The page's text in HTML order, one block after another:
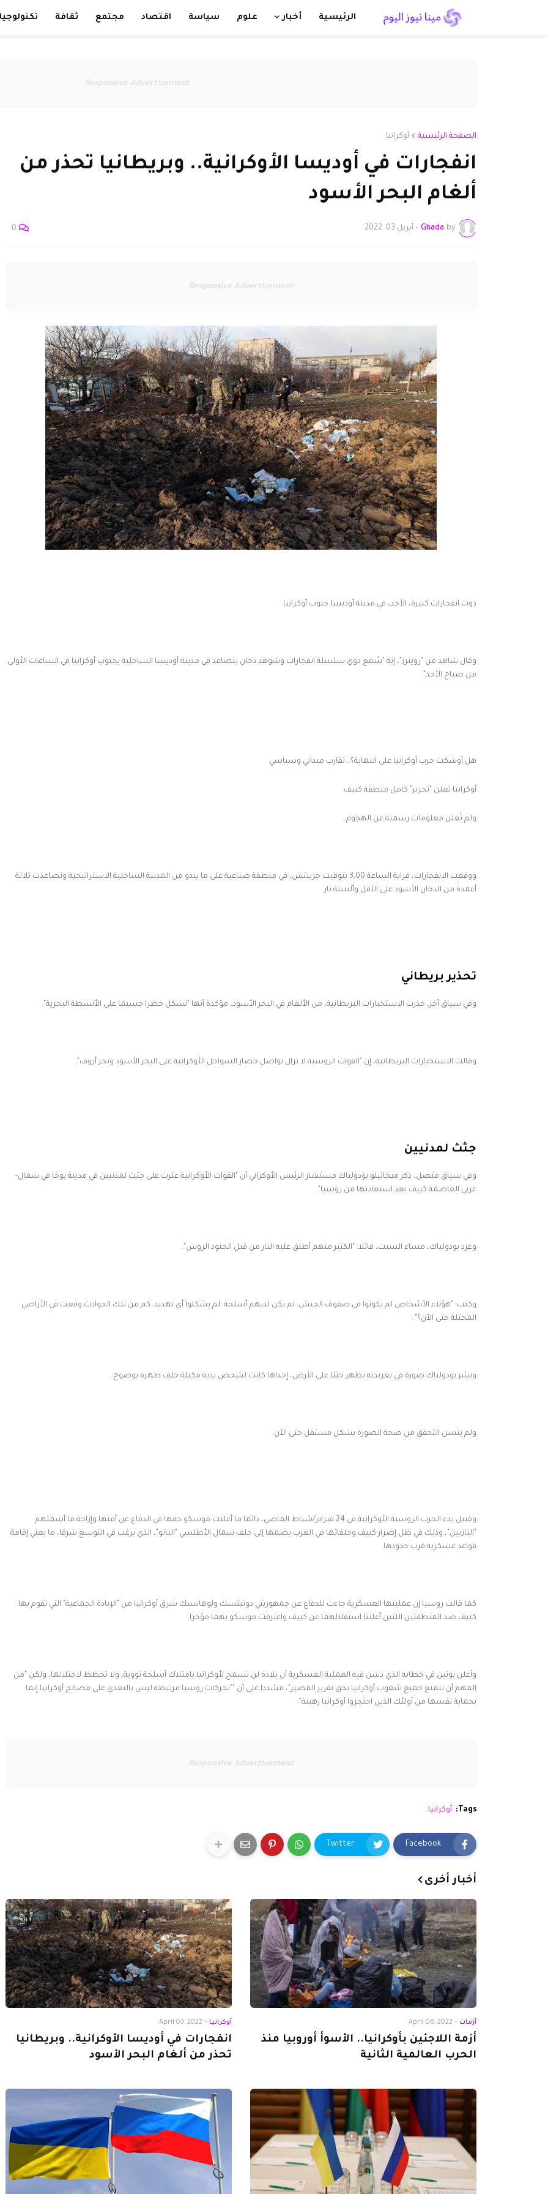
الرئيسية أخبار علوم سياسة اقتصاد مجتمع ثقافة
Responsive Advertisement
الصفحة الرئيسية أوكرانيا
انفجارات في أوديسا الأوكرانية.. وبريطانيا تحذر من
ألغام البحر الأسود
by
Ghada
- أبريل 03, 2022 0
Responsive Advertisement
دوت انفجارات كبيرة، الأحد، في مدينة أوديسا جنوب أوكرانيا.
وقال شاهد من "رويترز"، إنه "سُمع دوي سلسلة انفجارات وشوهد دخان يتصاعد في مدينة أوديسا الساحلية بجنوب أوكرانيا في الساعات الأولى
من صباح الأحد".
هل أوشكت حرب أوكرانيا على النهاية؟.. تقارب ميداني وسياسي
أوكرانيا تعلن "تحرير" كامل منطقة كييف
ولم تُعلن معلومات رسمية عن الهجوم.
ووقعت الانفجارات، قرابة الساعة 3,00 بتوقيت جرينتش، في منطقة صناعية على ما يبدو من المدينة الساحلية الاستراتيجية وتصاعدت ثلاثة
أعمدة من الدخان الأسود على الأقل وألسنة نار.
تحذير بريطاني
وفي سياق آخر، حذرت الاستخبارات البريطانية، من الألغام في البحر الأسود، مؤكدة أنها "تشكل خطرا جسيما على الأنشطة البحرية".
وقالت الاستخبارات البريطانية، إن "القوات الروسية لا تزال تواصل حصار السواحل الأوكرانية على البحر الأسود وبحر أزوف".
جثث لمدنيين
وفي سياق متصل، ذكر ميخائيلو بودولياك مستشار الرئيس الأوكراني أن "القوات الأوكرانية عثرت على جثث لمدنيين في مدينة بوخا في شمال-
غربي العاصمة كييف بعد استعادتها من روسيا".
وغرد بودولياك، مساء السبت، قائلا: "الكثير منهم أطلق عليه النار من قبل الجنود الروس".
وكتب: "هؤلاء الأشخاص لم يكونوا في صفوف الجيش. لم يكن لديهم أسلحة. لم يشكلوا أي تهديد. كم من تلك الحوادث وقعت في الأراضي
المحتلة حتى الآن؟".
ونشر بودولياك صورة في تغريدته تظهر جثثا على الأرض، إحداها كانت لشخص يديه مكبلة خلف ظهره بوضوح.
ولم يتسن التحقق من صحة الصورة بشكل مستقل حتى الآن.
وقبيل بدء الحرب الروسية الأوكرانية في 24 فبراير/شباط الماضي، دائما ما أعلنت موسكو حقها في الدفاع عن أمنها وإزاحة ما أسمتهم
"النازيين"، وذلك في ظل إصرار كييف وحلفائها في الغرب بضمها إلى حلف شمال الأطلسي "الناتو"، الذي يرغب في التوسع شرقا، ما يعني إقامة
قواعد عسكرية قرب حدودها.
كما قالت روسيا إن عمليتها العسكرية جاءت للدفاع عن جمهوريتي دونيتسك ولوهانسك شرق أوكرانيا من "الإبادة الجماعية" التي تقوم بها
كييف ضد المنطقتين اللتين أعلنتا استقلالهما عن كييف واعترفت موسكو بهما مؤخرا.
وأعلن بوتين في خطابه الذي دشن فيه العملية العسكرية أن بلاده لن تسمح لأوكرانيا بامتلاك أسلحة نووية، ولا تخطط لاحتلالها، ولكن "من
المهم أن تتمتع جميع شعوب أوكرانيا بحق تقرير المصير"، مشددا على أن ""تحركات روسيا مرتبطة ليس بالتعدي على مصالح أوكرانيا إنما
بحماية نفسها من أولئك الذين احتجزوا أوكرانيا رهينة".
Responsive Advertisement
Tags: أوكرانيا
Facebook
Twitter
أخبار أخرى
أزمات -
April 06, 2022
أزمة اللاجئين بأوكرانيا.. الأسوأ أوروبيا منذ
الحرب العالمية الثانية
أوكرانيا -
April 03, 2022
انفجارات في أوديسا الأوكرانية.. وبريطانيا
تحذر من ألغام البحر الأسود